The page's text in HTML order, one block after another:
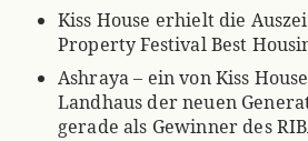
Kiss House erhielt die
Property Festival Best
Ashraya – ein von Kiss
Landhaus der neuen
gerade als Gewinner des